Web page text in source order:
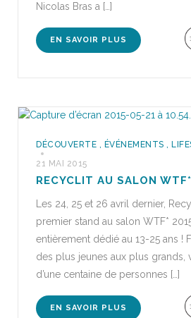
Nicolas Bras a […]
EN SAVOIR PLUS
DÉCOUVERTE , ÉVÉNEMENTS ,
21 MAI 2015
RECYCLIT AU SALON
Les 24, 25 et 26 avril dernier,
premier stand au salon WTF*
entièrement dédié au 13-25 ans !
des plus jeunes aux plus grands,
d’une centaine de personnes […]
EN SAVOIR PLUS